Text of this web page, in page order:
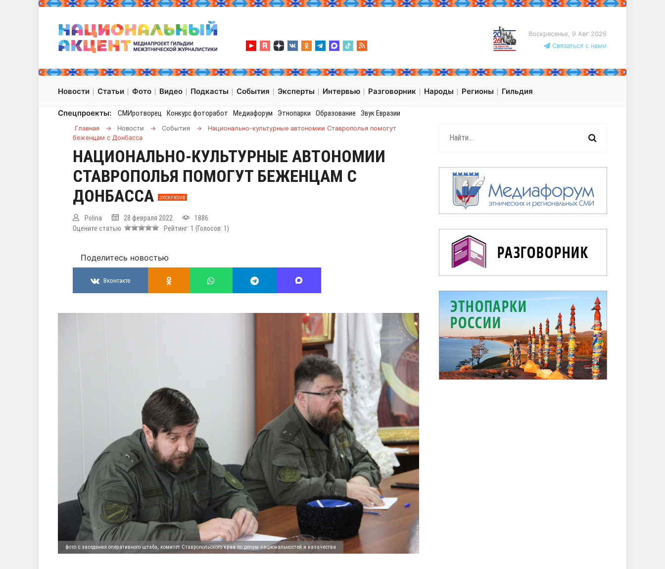
Воскресенье, 9 Авг 2026
Связаться с нами
Новости Статьи Фото Видео Подкасты События Эксперты Интервью Разговорник Народы Регионы Гильдия
Спецпроекты: СМИротворец Конкурс фоторабот Медиафорум Этнопарки Образование Звук Евразии
Главная → Новости → События →
Национально-культурные автономии Ставрополья помогут
беженцам с Донбасса
НАЦИОНАЛЬНО-КУЛЬТУРНЫЕ АВТОНОМИИ
СТАВРОПОЛЬЯ ПОМОГУТ БЕЖЕНЦАМ С
ДОНБАССА
ЭКСКЛЮЗИВ
Polina 28 февраля 2022
1886
Оцените статью
Рейтинг: 1 (Голосов: 1 )
Поделитесь новостью
Вконтакте
фото с заседания оперативного штаба, комитет Ставропольского края по делам национальностей и казачества